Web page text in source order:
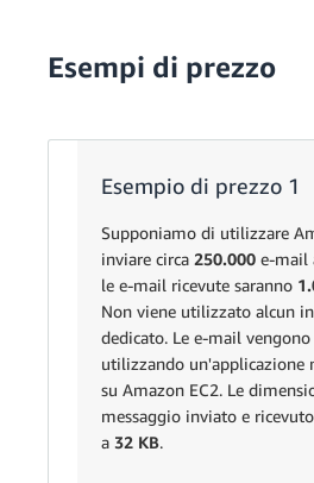
Esempi di prezzo
Esempio di prezzo 1
Supponiamo di utilizzare
inviare circa 250.000 e-mail
le e-mail ricevute saranno
Non viene utilizzato alcun
dedicato. Le e-mail
utilizzando un'applicazione
su Amazon EC2. Le
messaggio inviato e
a 32 KB.